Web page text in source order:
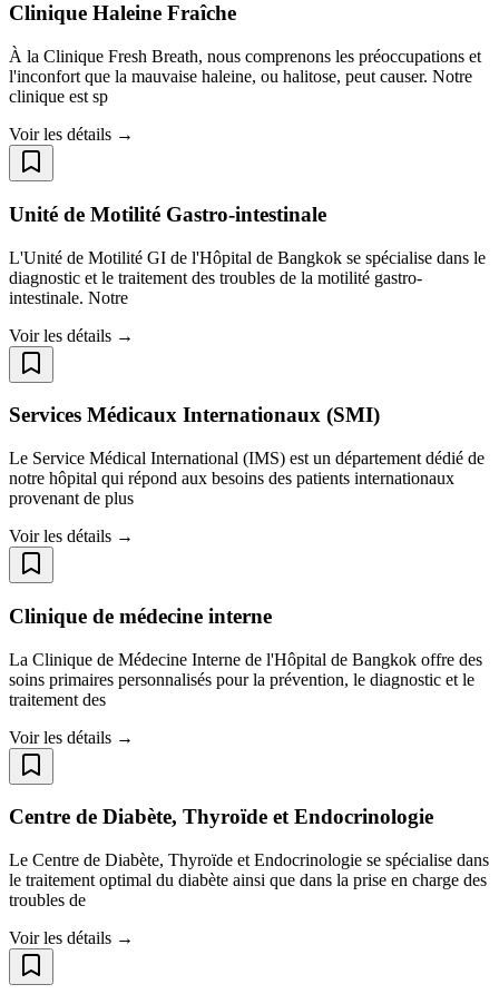
Clinique Haleine Fraîche
À la Clinique Fresh Breath, nous comprenons les préoccupations et
l'inconfort que la mauvaise haleine, ou halitose, peut causer. Notre
clinique est sp
Voir les détails →
Unité de Motilité Gastro-intestinale
L'Unité de Motilité GI de l'Hôpital de Bangkok se spécialise dans le
diagnostic et le traitement des troubles de la motilité gastro-
intestinale. Notre
Voir les détails →
Services Médicaux Internationaux (SMI)
Le Service Médical International (IMS) est un département dédié de
notre hôpital qui répond aux besoins des patients internationaux
provenant de plus
Voir les détails →
Clinique de médecine interne
La Clinique de Médecine Interne de l'Hôpital de Bangkok offre des
soins primaires personnalisés pour la prévention, le diagnostic et le
traitement des
Voir les détails →
Centre de Diabète, Thyroïde et Endocrinologie
Le Centre de Diabète, Thyroïde et Endocrinologie se spécialise dans
le traitement optimal du diabète ainsi que dans la prise en charge des
troubles de
Voir les détails →